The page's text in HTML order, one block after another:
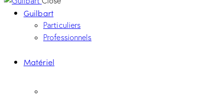
Guilbart
Particuliers
Professionnels
Matériel